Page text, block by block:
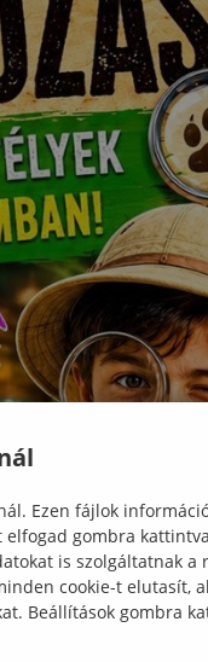
Ezen fájlok
gombra
is szolgáltatnak
cookie-t elutasít,
Beállítások gombra